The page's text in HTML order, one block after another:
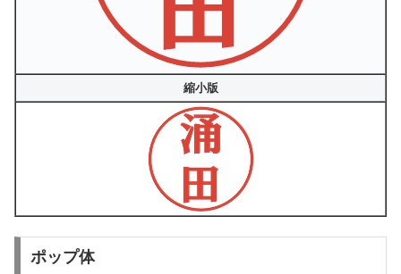
縮小版
ポップ体